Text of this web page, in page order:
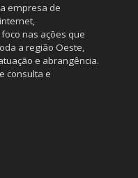
empresa de
nas ações que
a região Oeste,
e abrangência.
consulta e